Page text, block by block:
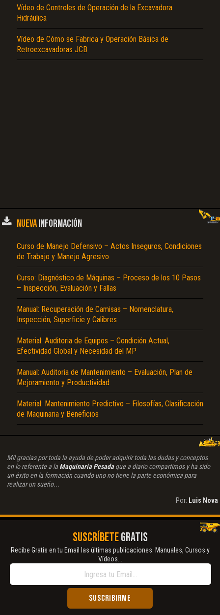
Vídeo de Controles de Operación de la Excavadora
Hidráulica
Vídeo de Cómo se Fabrica y Operación Básica de
Retroexcavadoras JCB
NUEVAINFORMACIÓN
Curso de Manejo Defensivo – Actos Inseguros, Condiciones
de Trabajo y Manejo Agresivo
Curso: Diagnóstico de Máquinas – Proceso de los 10 Pasos
– Inspección, Evaluación y Fallas
Manual: Recuperación de Camisas – Nomenclatura,
Inspección, Superficie y Calibres
Material: Auditoria de Equipos – Condición Actual,
Efectividad Global y Necesidad del MP
Manual: Auditoria de Mantenimiento – Evaluación, Plan de
Mejoramiento y Productividad
Material: Mantenimiento Predictivo – Filosofías, Clasificación
de Maquinaria y Beneficios
Mil gracias por toda la ayuda de poder adquirir toda las dudas y conceptos
en lo referente a la Maquinaria Pesadaque a diario compartimos y ha sido
un éxito en la formación cuando uno no tiene la parte económica para
realizar un sueño...
Por: Luis Nova
SUSCRÍBETEGRATIS
Recibe Gratis en tu Email las últimas publicaciones. Manuales, Cursos y
Vídeos...